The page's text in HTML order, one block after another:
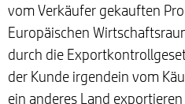
vom Verkäufer gekauften
Europäischen
durch die
der Kunde irgendein vom
ein anderes Land